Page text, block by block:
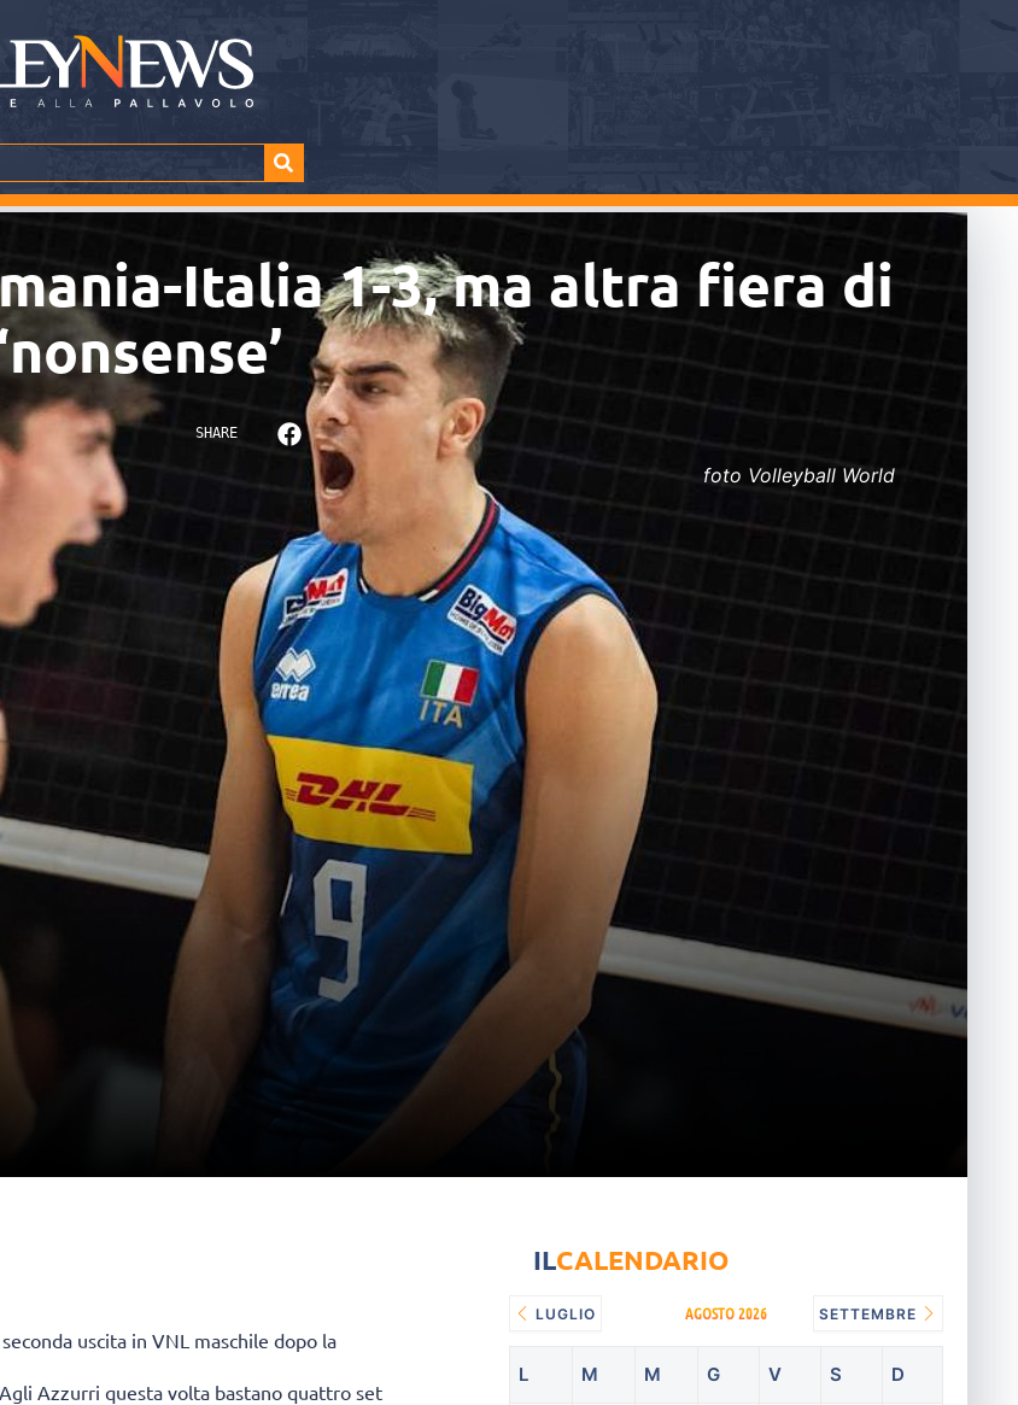
Italia 1-3, ma altra fiera di
SHARE
foto Volleyball World
uscita in VNL maschile dopo la
Azzurri questa volta bastano quattro set
ILCALENDARIO
LUGLIO AGOSTO 2026 SETTEMBRE
L M M G V S D